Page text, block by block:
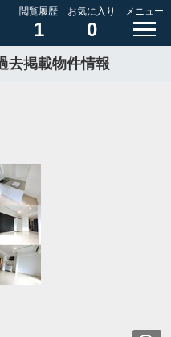
閲覧履歴
1
お気に入り
0
メニュー
去掲載物件情報